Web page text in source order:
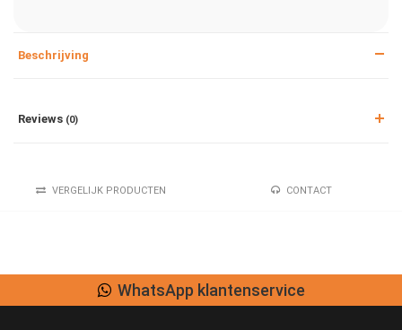
Beschrijving
Reviews (0)
VERGELIJK PRODUCTEN CONTACT
WhatsApp klantenservice